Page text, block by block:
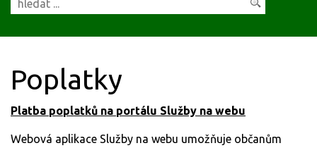
Poplatky
Platba poplatků na portálu Služby na webu
Webová aplikace Služby na webu umožňuje občanům